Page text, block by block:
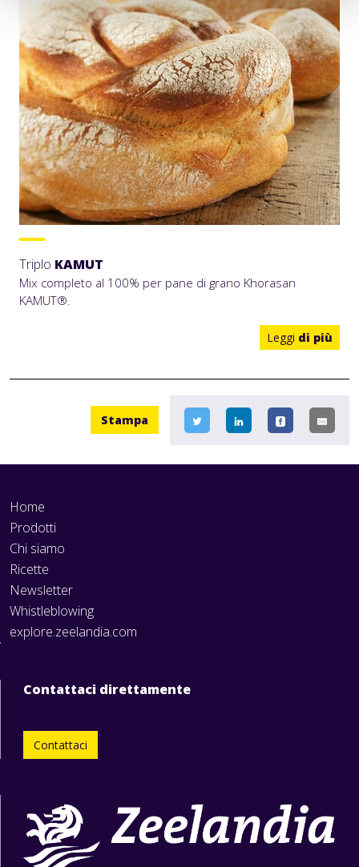
Triplo KAMUT
Mix completo al 100% per pane di grano Khorasan
KAMUT®.
Leggi di più
Stampa
Home
Prodotti
Chi siamo
Ricette
Newsletter
Whistleblowing
explore.zeelandia.com
Contattaci direttamente
Contattaci